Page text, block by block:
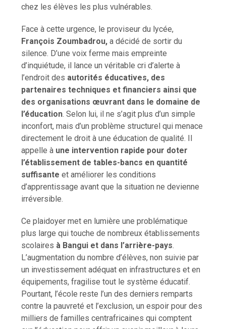
chez les élèves les plus vulnérables.
Face à cette urgence, le proviseur du lycée,
François Zoumbadrou, a décidé de sortir du
silence. D’une voix ferme mais empreinte
d’inquiétude, il lance un véritable cri d’alerte à
l’endroit des autorités éducatives, des
partenaires techniques et financiers ainsi que
des organisations œuvrant dans le domaine de
l’éducation. Selon lui, il ne s’agit plus d’un simple
inconfort, mais d’un problème structurel qui menace
directement le droit à une éducation de qualité. Il
appelle à une intervention rapide pour doter
l’établissement de tables-bancs en quantité
suffisante et améliorer les conditions
d’apprentissage avant que la situation ne devienne
irréversible.
Ce plaidoyer met en lumière une problématique
plus large qui touche de nombreux établissements
scolaires à Bangui et dans l’arrière-pays.
L’augmentation du nombre d’élèves, non suivie par
un investissement adéquat en infrastructures et en
équipements, fragilise tout le système éducatif.
Pourtant, l’école reste l’un des derniers remparts
contre la pauvreté et l’exclusion, un espoir pour des
milliers de familles centrafricaines qui comptent